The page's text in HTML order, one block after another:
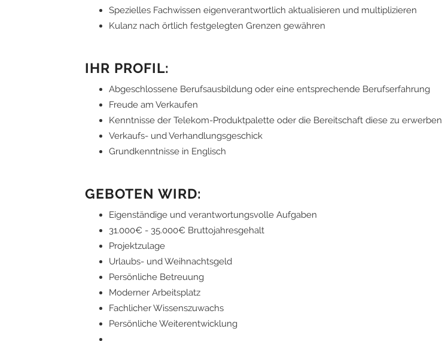
Spezielles Fachwissen eigenverantwortlich aktualisieren und multiplizieren
Kulanz nach örtlich festgelegten Grenzen gewähren
IHR PROFIL:
Abgeschlossene Berufsausbildung oder eine entsprechende Berufserfahrung
Freude am Verkaufen
Kenntnisse der Telekom-Produktpalette oder die Bereitschaft diese zu erwerben
Verkaufs- und Verhandlungsgeschick
Grundkenntnisse in Englisch
GEBOTEN WIRD:
Eigenständige und verantwortungsvolle Aufgaben
31.000€ - 35.000€ Bruttojahresgehalt
Projektzulage
Urlaubs- und Weihnachtsgeld
Persönliche Betreuung
Moderner Arbeitsplatz
Fachlicher Wissenszuwachs
Persönliche Weiterentwicklung